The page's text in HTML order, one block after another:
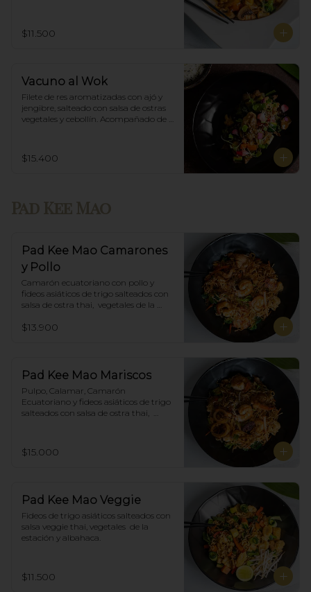
$11.500
Vacuno al Wok
Filete de res aromatizadas con ajó y
jengibre, salteado con salsa de ostras
vegetales y cebollín. Acompañado de
$15.400
Pad Kee Mao Camarones
y Pollo
Camarón ecuatoriano con pollo y
fideos asiáticos de trigo salteados con
salsa de ostra thai,  vegetales de la
$13.900
Pad Kee Mao Mariscos
Pulpo, Calamar, Camarón
Ecuatoriano y fideos asiáticos de trigo
salteados con salsa de ostra thai,
$15.000
Pad Kee Mao Veggie
Fideos de trigo asiáticos salteados con
salsa veggie thai, vegetales  de la
estación y albahaca.
$11.500